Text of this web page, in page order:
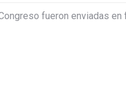
fueron enviadas